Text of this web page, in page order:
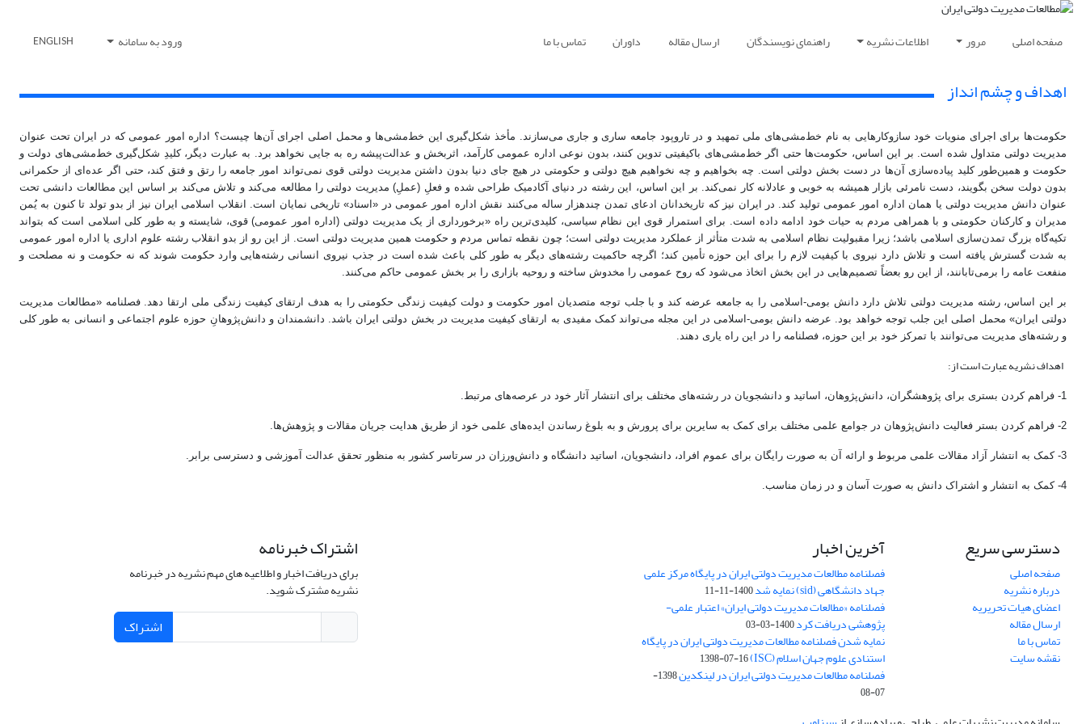
صفحه اصلی مرور اطلاعات نشریه راهنمای نویسندگان ارسال مقاله داوران تماس با ما ورود به سامانه ENGLISH
اهداف و چشم انداز
حکومت‌ها برای اجرای منویات خود سازوکارهایی به نام خط‌مشی‌های ملی تمهید و در تاروپود جامعه ساری و جاری می‌سازند. مأخذ شکل‌گیری این خط‌مشی‌ها و محمل اصلی اجرای آن‌ها چیست؟ اداره امور عمومی که در ایران تحت عنوان
مدیریت دولتی متداول شده است. بر این اساس، حکومت‌ها حتی اگر خط‌مشی‌های باکیفیتی تدوین کنند، بدون نوعی اداره عمومی کارآمد، اثربخش و عدالت‌پیشه ره به جایی نخواهد برد. به عبارت دیگر، کلیدِ شکل‌گیری خط‌مشی‌های دولت و
حکومت و همین‌طور کلید پیاده‌سازی آن‌ها در دست بخش دولتی است. چه بخواهیم و چه نخواهیم هیچ دولتی و حکومتی در هیچ جای دنیا بدون داشتن مدیریت دولتی قوی نمی‌تواند امور جامعه را رتق و فتق کند، حتی اگر عده‌ای از حکمرانی
بدون دولت سخن بگویند، دست نامرئی بازار همیشه به خوبی و عادلانه کار نمی‌کند. بر این اساس، این رشته در دنیای آکادمیک طراحی شده و فعلِ (عملِ) مدیریت دولتی را مطالعه می‌کند و تلاش می‌کند بر اساس این مطالعات دانشی تحت
عنوان دانش مدیریت دولتی یا همان اداره امور عمومی تولید کند. در ایران نیز که تاریخدانان ادعای تمدن چندهزار ساله می‌کنند نقش اداره امور عمومی در «اسناد» تاریخی نمایان است. انقلاب اسلامی ایران نیز از بدو تولد تا کنون به یُمن
مدیران و کارکنان حکومتی و با همراهی مردم به حیات خود ادامه داده است. برای استمرار قوی این نظام سیاسی، کلیدی‌ترین راه «برخورداری از یک مدیریت دولتی (اداره امور عمومی) قوی، شایسته و به طور کلی اسلامی است که بتواند
تکیه‌گاه بزرگ تمدن‌سازی اسلامی باشد؛ زیرا مقبولیت نظام اسلامی به شدت متأثر از عملکرد مدیریت دولتی است؛ چون نقطه تماس مردم و حکومت همین مدیریت دولتی است. از این رو از بدو انقلاب رشته علوم اداری یا اداره امور عمومی
به شدت گسترش یافته است و تلاش دارد نیروی با کیفیت لازم را برای این حوزه تأمین کند؛ اگرچه حاکمیت رشته‌‌های دیگر به طور کلی باعث شده است در جذب نیروی انسانی رشته‌هایی وارد حکومت شوند که نه حکومت و نه مصلحت و
منفعت عامه را برمی‌تابانند، از این رو بعضاً تصمیم‌هایی در این بخش اتخاذ می‌شود که روح عمومی را مخدوش ساخته و روحیه بازاری را بر بخش عمومی حاکم می‌کنند.
بر این اساس، رشته مدیریت دولتی تلاش دارد دانش بومی-اسلامی را به جامعه عرضه کند و با جلب توجه متصدیان امور حکومت و دولت کیفیت زندگی حکومتی را به هدف ارتقای کیفیت زندگی ملی ارتقا دهد. فصلنامه «مطالعات مدیریت
دولتی ایران» محمل اصلی این جلب توجه خواهد بود. عرضه دانش بومی-اسلامی در این مجله می‌تواند کمک مفیدی به ارتقای کیفیت مدیریت در بخش دولتی ایران باشد. دانشمندان و دانش‌پژوهانِ حوزه علوم اجتماعی و انسانی به طور کلی
و رشته‌های مدیریت می‌توانند با تمرکز خود بر این حوزه، فصلنامه را در این راه یاری دهند.
اهداف نشریه عبارت است از:
1- فراهم کردن بستری برای پژوهشگران، دانش‌پژوهان، اساتید و دانشجویان در رشته‌های مختلف برای انتشار آثار خود در عرصه‌های مرتبط.
2- فراهم کردن بستر فعالیت دانش‌پژوهان در جوامع علمی مختلف برای کمک به سایرین برای پرورش و به بلوغ رساندن ایده‌های علمی خود از طریق هدایت جریان مقالات و پژوهش‌ها.
3- کمک به انتشار آزاد مقالات علمی مربوط و ارائه آن به صورت رایگان برای عموم افراد، دانشجویان، اساتید دانشگاه و دانش‌ورزان در سرتاسر کشور به منظور تحقق عدالت آموزشی و دسترسی برابر.
4- کمک به انتشار و اشتراک دانش به صورت آسان و در زمان مناسب.
دسترسی سریع
صفحه اصلی
درباره نشریه
اعضای هیات تحریریه
ارسال مقاله
تماس با ما
نقشه سایت
آخرین اخبار
فصلنامه مطالعات مدیریت دولتی ایران در پایگاه مرکز علمی
جهاد دانشگاهی (sid) نمایه شد 1400-11-11
فصلنامه «مطالعات مدیریت دولتی ایران» اعتبار علمی-
پژوهشی دریافت کرد1400-03-03
نمایه شدن فصلنامه مطالعات مدیریت دولتی ایران در پایگاه
استنادی علوم جهان اسلام (ISC) 1398-07-16
فصلنامه مطالعات مدیریت دولتی ایران در لینکدین
1398-
07-08
اشتراک خبرنامه
برای دریافت اخبار و اطلاعیه های مهم نشریه در خبرنامه
نشریه مشترک شوید.
اشتراک